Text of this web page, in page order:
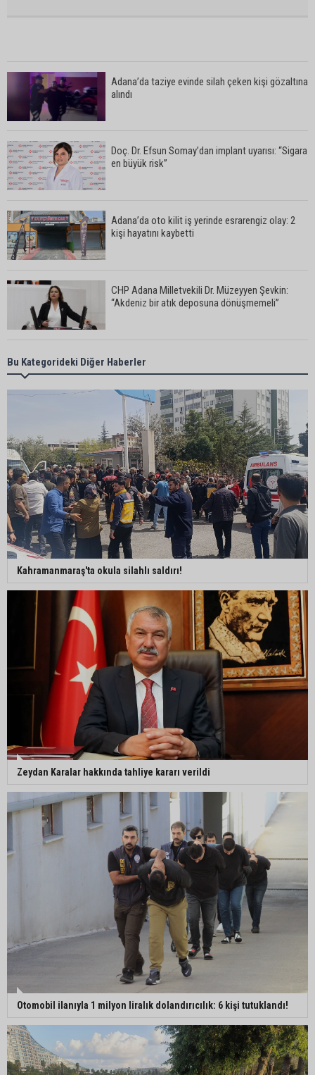
Adana’da taziye evinde silah çeken kişi gözaltına
alındı
Doç. Dr. Efsun Somay’dan implant uyarısı: “Sigara
en büyük risk”
Adana’da oto kilit iş yerinde esrarengiz olay: 2
kişi hayatını kaybetti
CHP Adana Milletvekili Dr. Müzeyyen Şevkin:
“Akdeniz bir atık deposuna dönüşmemeli”
Adana’da aile içi arsa krizi: 95 yaşındaki kadının
miras arsası satıldı, 17 milyonun 13 milyonu
Uluslararası Adana Altın Koza Film Festivali’nde
Orhan Kemal Emek Ödülleri’nin sahipleri belli oldu
Adana’da trafikte testereyle saldırı iddiası:
Şüpheli tutuklandı
Adana’da internet kablosu hırsızlığı kamerada:
Mimarlar Odası’ndan Adana Askeri Hastanesi
için tescil çağrısı: “Satılmamalı, amaç dışı
kullanılmamalı”
CHP Adana Milletvekili Dr. Müzeyyen Şevkin:
“Ortadoğu’da kalıcı barış ve iş birliği sağlanmalı”
Bu Kategorideki Diğer Haberler
Kahramanmaraş'ta okula silahlı saldırı!
Zeydan Karalar hakkında tahliye kararı verildi
Otomobil ilanıyla 1 milyon liralık dolandırıcılık: 6 kişi tutuklandı!